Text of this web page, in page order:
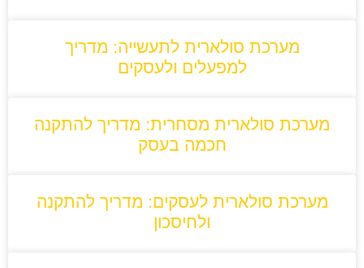
מערכת סולארית לתעשייה: מדריך
למפעלים ולעסקים
מערכת סולארית מסחרית: מדריך להתקנה
חכמה בעסק
מערכת סולארית לעסקים: מדריך להתקנה
ולחיסכון